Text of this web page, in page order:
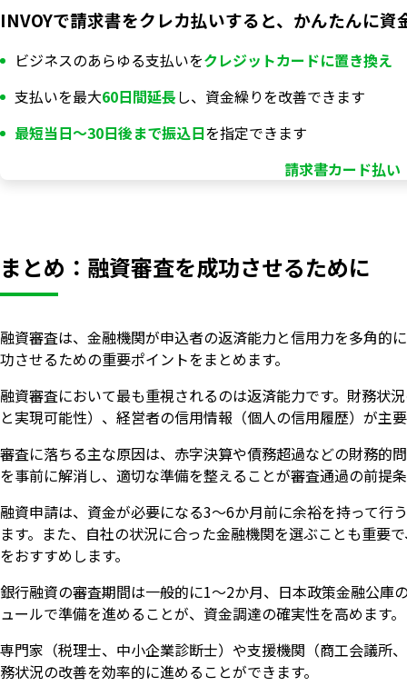
INVOYで請求書をクレカ払いすると、かんたんに資
ビジネスのあらゆる支払いをクレジットカードに置き換え
支払いを最大60日間延長し、資金繰りを改善できます
最短当日〜30日後まで振込日を指定できます
請求書カード払い
まとめ：融資審査を成功させるために
融資審査は、金融機関が申込者の返済能力と信用力を多角的
功させるための重要ポイントをまとめます。
融資審査において最も重視されるのは返済能力です。財務状
と実現可能性）、経営者の信用情報（個人の信用履歴）が主
審査に落ちる主な原因は、赤字決算や債務超過などの財務的
を事前に解消し、適切な準備を整えることが審査通過の前提
融資申請は、資金が必要になる3〜6か月前に余裕を持って行
ます。また、自社の状況に合った金融機関を選ぶことも重要
をおすすめします。
銀行融資の審査期間は一般的に1〜2か月、日本政策金融公
ュールで準備を進めることが、資金調達の確実性を高めます。
専門家（税理士、中小企業診断士）や支援機関（商工会議所
務状況の改善を効率的に進めることができます。